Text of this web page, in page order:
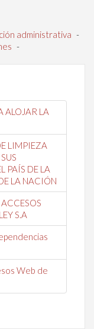
administrativa -
-
ALOJAR LA
LIMPIEZA
PAÍS DE LA
LA NACIÓN
S.A
Web de